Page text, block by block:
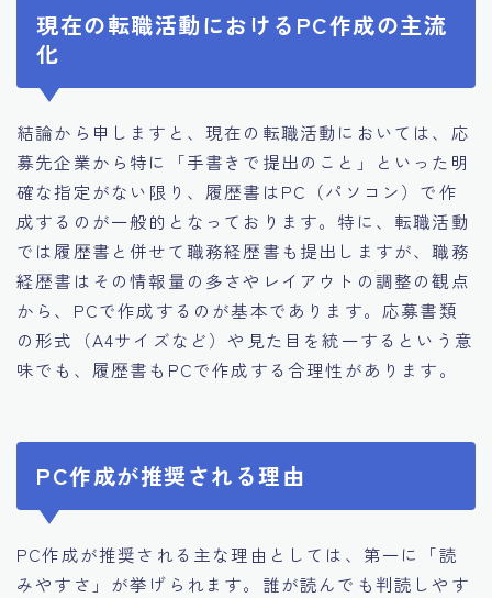
現在の転職活動におけるPC作成の主流
化
結論から申しますと、現在の転職活動においては、応
募先企業から特に「手書きで提出のこと」といった明
確な指定がない限り、履歴書はPC（パソコン）で作
成するのが一般的となっております。特に、転職活動
では履歴書と併せて職務経歴書も提出しますが、職務
経歴書はその情報量の多さやレイアウトの調整の観点
から、PCで作成するのが基本であります。応募書類
の形式（A4サイズなど）や見た目を統一するという意
味でも、履歴書もPCで作成する合理性があります。
PC作成が推奨される理由
PC作成が推奨される主な理由としては、第一に「読
みやすさ」が挙げられます。誰が読んでも判読しやす